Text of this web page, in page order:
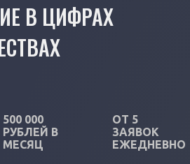
В ЦИФРАХ
500 000
РУБЛЕЙ В
МЕСЯЦ
ОТ 5
ЗАЯВОК
ЕЖЕДНЕВНО